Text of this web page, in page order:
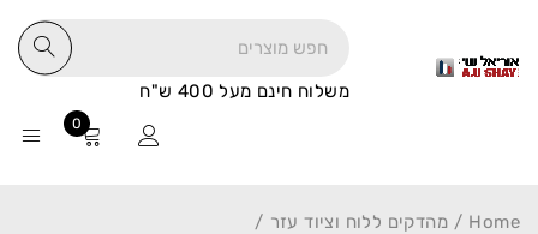
משלוח חינם מעל 400 ש"ח
0
Home
/ מהדקים ללוח וציוד עזר /